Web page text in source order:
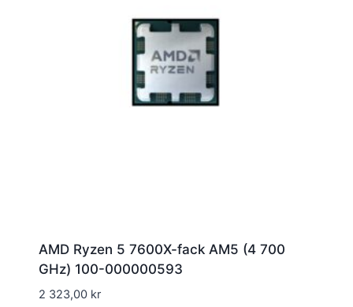
AMD Ryzen 5 7600X-fack AM5 (4 700
GHz) 100-000000593
2 323,00 kr